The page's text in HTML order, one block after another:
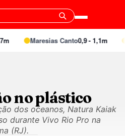
Maresias Canto0,9 - 1,1m
no plástico
dos oceanos, Natura Kaiak
durante Vivo Rio Pro na
(RJ).